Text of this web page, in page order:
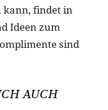
kann, findet in
Ideen zum
sind
AUCH